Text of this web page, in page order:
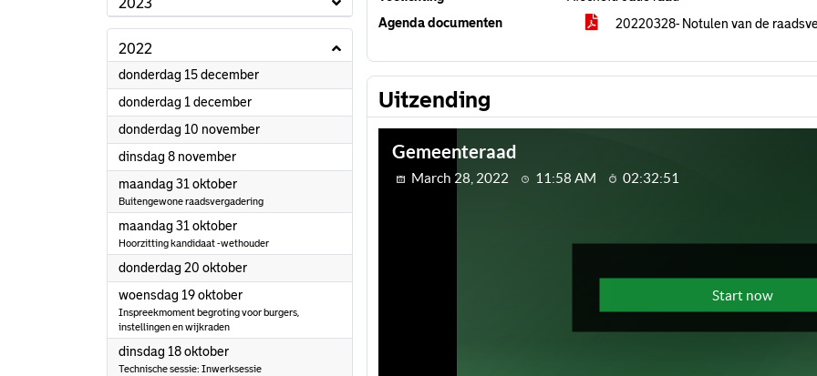
2023
2022
donderdag 15 december2022
donderdag 1 december2022
donderdag 10 november2022
dinsdag 8 november2022
maandag 31 oktober2022
Buitengewone raadsvergadering
maandag 31 oktober2022
Hoorzitting kandidaat -wethouder
donderdag 20 oktober2022
woensdag 19 oktober2022
Inspreekmoment begroting voor burgers,
instellingen en wijkraden
dinsdag 18 oktober2022
Technische sessie: Inwerksessie
Agenda documenten
20220328- Notulen van de
Uitzending